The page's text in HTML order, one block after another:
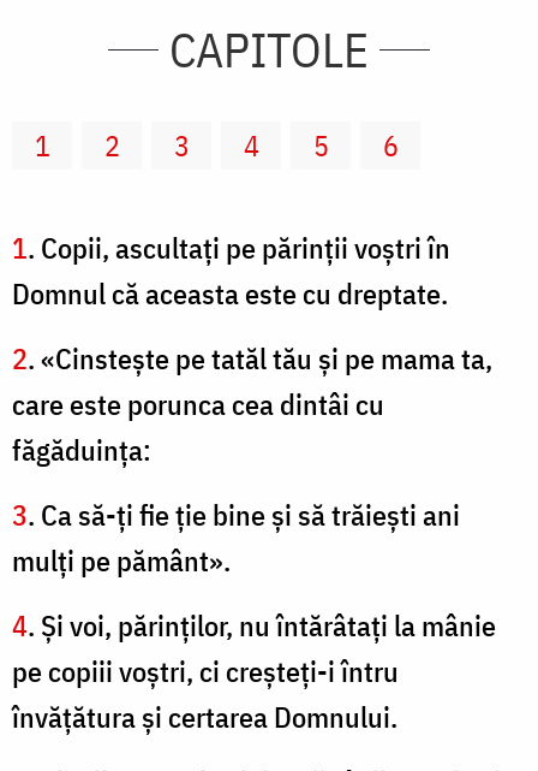
CAPITOLE
1 2 3 4 5 6
1. Copii, ascultaţi pe părinţii voştri în
Domnul că aceasta este cu dreptate.
2. «Cinsteşte pe tatăl tău şi pe mama ta,
care este porunca cea dintâi cu
făgăduinţa:
3. Ca să-ţi fie ţie bine şi să trăieşti ani
mulţi pe pământ».
4. Şi voi, părinţilor, nu întărâtaţi la mânie
pe copiii voştri, ci creşteţi-i întru
învăţătura şi certarea Domnului.